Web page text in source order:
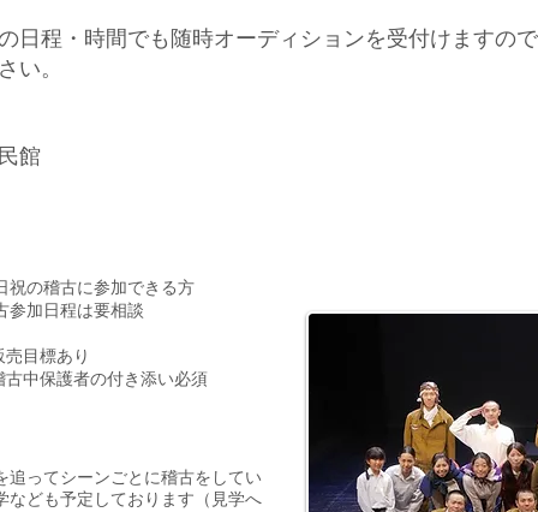
日程・時間でも随時オーディションを受付けますの
い。
館
稽古に参加できる方
参加日程は要相談
目標あり
中保護者の付き添い必須
ってシーンごとに稽古をしてい
なども予定しております（見学へ